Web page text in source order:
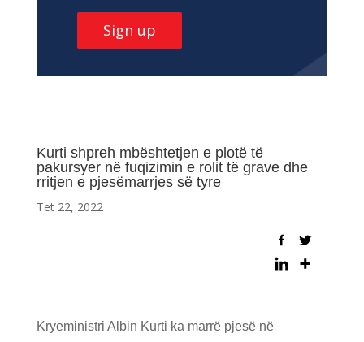
Sign up
Kurti shpreh mbështetjen e plotë të
pakursyer në fuqizimin e rolit të grave dhe
rritjen e pjesëmarrjes së tyre
Tet 22, 2022
Kryeministri Albin Kurti ka marrë pjesë në